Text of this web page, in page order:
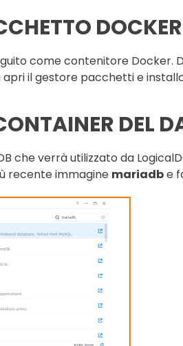
DOCKER
come contenitore Docker.
apri il gestore pacchetti e
DEL
che verrà utilizzato da
recente immagine mariadbe